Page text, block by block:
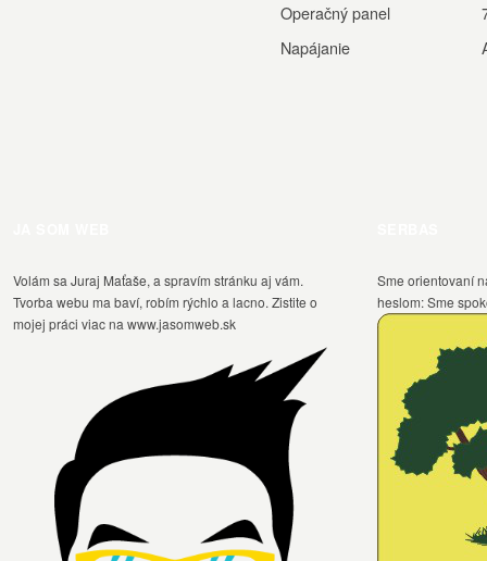
Operačný panel
Napájanie
Volám sa Juraj Maťaše, a spravím stránku aj vám.
Tvorba webu ma baví, robím rýchlo a lacno. Zistite o
mojej práci viac na www.jasomweb.sk
Sme orientovaní
heslom: Sme